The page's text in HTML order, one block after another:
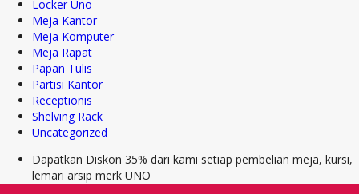
Locker Uno
Meja Kantor
Meja Komputer
Meja Rapat
Papan Tulis
Partisi Kantor
Receptionis
Shelving Rack
Uncategorized
Dapatkan Diskon 35% dari kami setiap pembelian meja, kursi,
lemari arsip merk UNO